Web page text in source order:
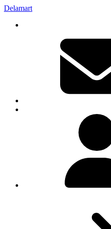
Delamart